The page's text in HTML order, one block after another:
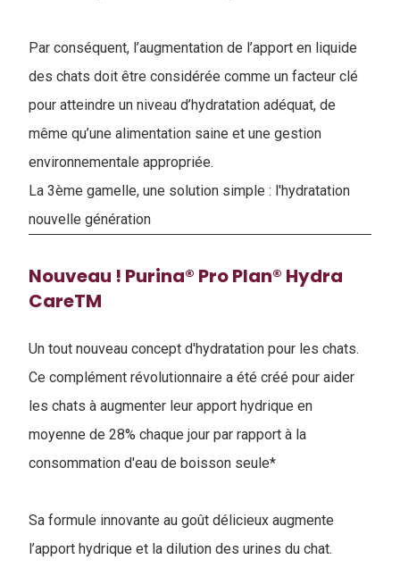
Par conséquent, l’augmentation de l’apport en liquide
des chats doit être considérée comme un facteur clé
pour atteindre un niveau d’hydratation adéquat, de
même qu’une alimentation saine et une gestion
environnementale appropriée.
La 3ème gamelle, une solution simple : l'hydratation
nouvelle génération
Nouveau ! Purina® Pro Plan® Hydra
CareTM
Un tout nouveau concept d'hydratation pour les chats.
Ce complément révolutionnaire a été créé pour aider
les chats à augmenter leur apport hydrique en
moyenne de 28% chaque jour par rapport à la
consommation d'eau de boisson seule*
Sa formule innovante au goût délicieux augmente
l’apport hydrique et la dilution des urines du chat.